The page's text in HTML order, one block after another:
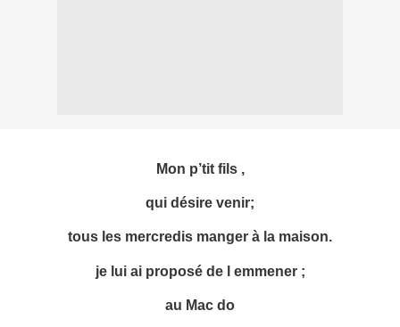
Mon p’tit fils ,
qui désire venir;
tous les mercredis manger à la maison.
je lui ai proposé de l emmener ;
au Mac do